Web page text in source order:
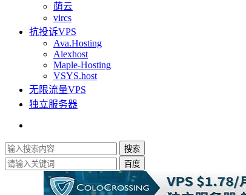
荫云
vircs
抗投诉VPS
Ava.Hosting
Alexhost
Maple-Hosting
VSYS.host
无限流量VPS
独立服务器